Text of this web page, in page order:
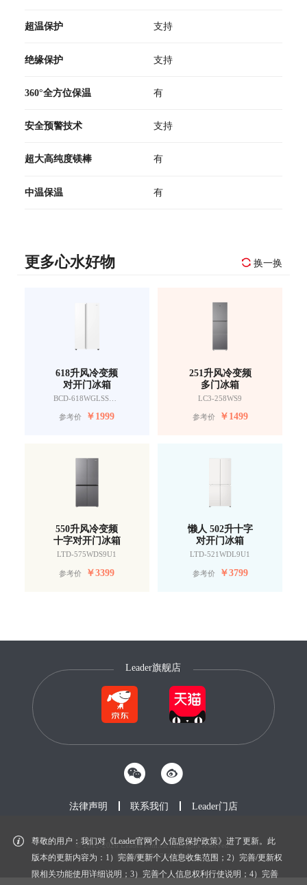
超温保护 支持
绝缘保护 支持
360°全方位保温 有
安全预警技术 支持
超大高纯度镁棒 有
中温保温 有
更多心水好物 换一换
618升风冷变频
对开门冰箱
BCD-618WGLSSEDW9
参考价 ￥1999
251升风冷变频
多门冰箱
LC3-258WS9
参考价 ￥1499
550升风冷变频
十字对开门冰箱
LTD-575WDS9U1
参考价 ￥3399
懒人 502升十字
对开门冰箱
LTD-521WDL9U1
参考价 ￥3799
尊敬的用户：我们对《Leader官网个人信息保护政策》进了更新。此
版本的更新内容为：1）完善/更新个人信息收集范围；2）完善/更新权
限相关功能使用详细说明；3）完善个人信息权利行使说明；4）完善
Leader旗舰店
法律声明 联系我们 Leader门店
© 2012-2026 Leader.com.cn. All rights reserved.
鲁ICP备20027604号-1